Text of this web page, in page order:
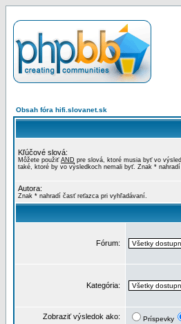
Obsah fóra hifi.slovanet.sk
Kľúčové slová:
Môžete použiť AND pre slová, ktoré musia byť vo
také, ktoré by vo výsledkoch nemali byť. Znak *
Autora:
Znak * nahradí časť reťazca pri vyhľadávaní.
Fórum:
Kategória:
Zobraziť výsledok ako: Príspevky